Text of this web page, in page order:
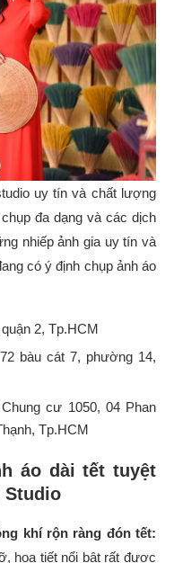
uy tín và chất lượng
đa dạng và các dịch
nhiếp ảnh gia uy tín và
có ý định chụp ảnh áo
2, Tp.HCM
bàu cát 7, phường 14,
cư 1050, 04 Phan
Tp.HCM
áo dài tết tuyệt
Studio
khí rộn ràng đón tết:
họa tiết nổi bật rất được